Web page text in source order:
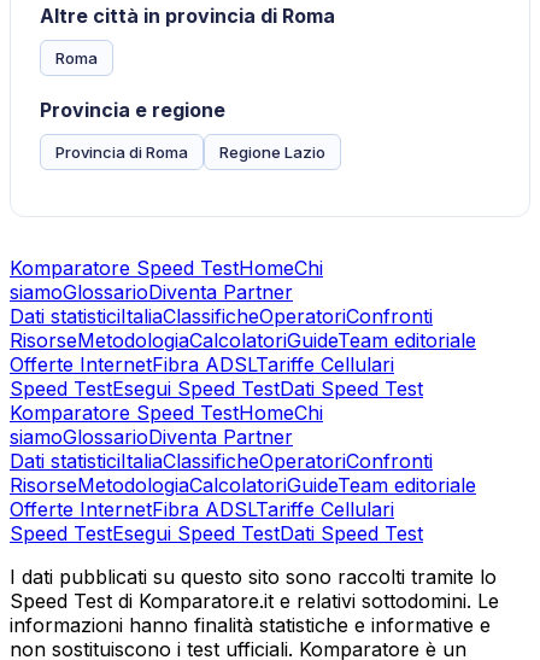
Altre città in provincia di Roma
Roma
Provincia e regione
Provincia di Roma Regione Lazio
Komparatore Speed TestHomeChi
siamoGlossarioDiventa Partner
Dati statisticiItaliaClassificheOperatoriConfronti
RisorseMetodologiaCalcolatoriGuideTeam editoriale
Offerte InternetFibra ADSLTariffe Cellulari
Speed TestEsegui Speed TestDati Speed Test
Komparatore Speed TestHomeChi
siamoGlossarioDiventa Partner
Dati statisticiItaliaClassificheOperatoriConfronti
RisorseMetodologiaCalcolatoriGuideTeam editoriale
Offerte InternetFibra ADSLTariffe Cellulari
Speed TestEsegui Speed TestDati Speed Test
I dati pubblicati su questo sito sono raccolti tramite lo
Speed Test di Komparatore.it e relativi sottodomini. Le
informazioni hanno finalità statistiche e informative e
non sostituiscono i test ufficiali. Komparatore è un